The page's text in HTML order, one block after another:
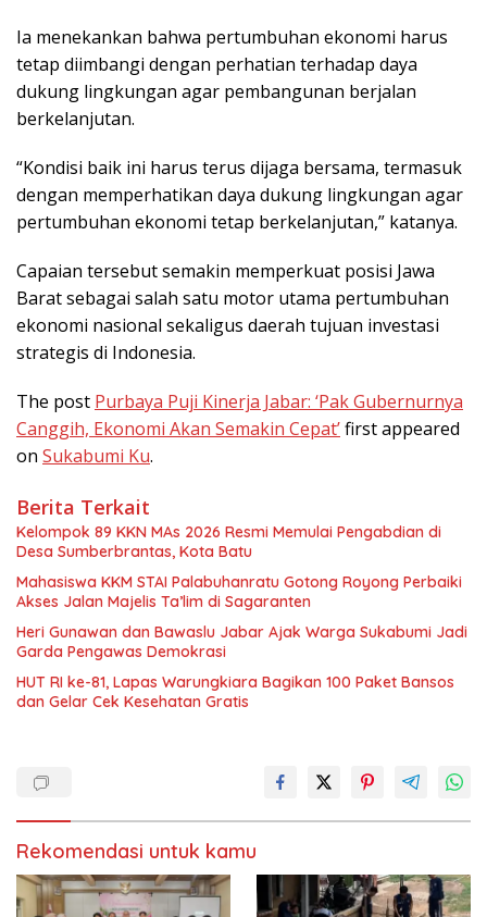
Ia menekankan bahwa pertumbuhan ekonomi harus
tetap diimbangi dengan perhatian terhadap daya
dukung lingkungan agar pembangunan berjalan
berkelanjutan.
“Kondisi baik ini harus terus dijaga bersama, termasuk
dengan memperhatikan daya dukung lingkungan agar
pertumbuhan ekonomi tetap berkelanjutan,” katanya.
Capaian tersebut semakin memperkuat posisi Jawa
Barat sebagai salah satu motor utama pertumbuhan
ekonomi nasional sekaligus daerah tujuan investasi
strategis di Indonesia.
The post Purbaya Puji Kinerja Jabar: ‘Pak Gubernurnya
Canggih, Ekonomi Akan Semakin Cepat’first appeared
on Sukabumi Ku.
Berita Terkait
Kelompok 89 KKN MAs 2026 Resmi Memulai Pengabdian di
Desa Sumberbrantas, Kota Batu
Mahasiswa KKM STAI Palabuhanratu Gotong Royong Perbaiki
Akses Jalan Majelis Ta’lim di Sagaranten
Heri Gunawan dan Bawaslu Jabar Ajak Warga Sukabumi Jadi
Garda Pengawas Demokrasi
HUT RI ke-81, Lapas Warungkiara Bagikan 100 Paket Bansos
dan Gelar Cek Kesehatan Gratis
Rekomendasi untuk kamu